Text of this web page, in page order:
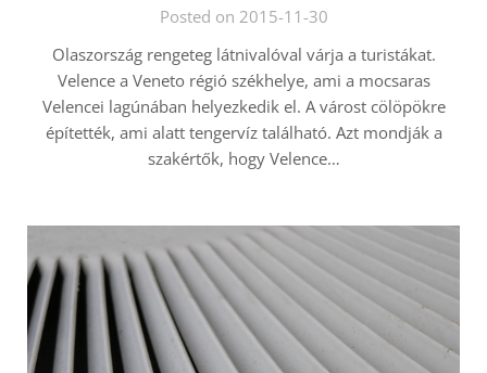
Posted on 2015-11-30
Olaszország rengeteg látnivalóval várja a turistákat.
Velence a Veneto régió székhelye, ami a mocsaras
Velencei lagúnában helyezkedik el. A várost cölöpökre
építették, ami alatt tengervíz található. Azt mondják a
szakértők, hogy Velence…